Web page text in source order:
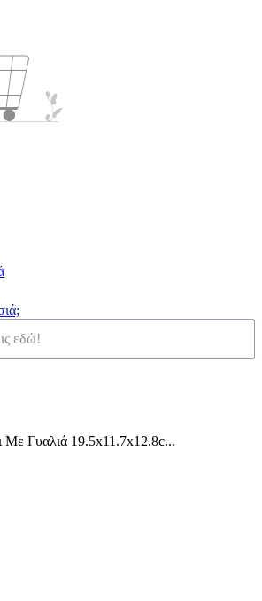
Γυαλιά 19.5x11.7x12.8c...